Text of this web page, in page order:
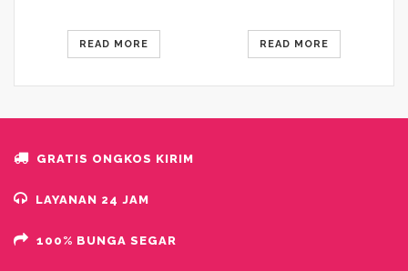
READ MORE READ MORE
GRATIS ONGKOS KIRIM
LAYANAN 24 JAM
100% BUNGA SEGAR